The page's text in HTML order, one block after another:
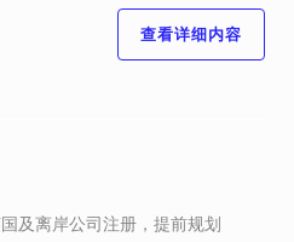
查看详细内容
及离岸公司注册，提前规划